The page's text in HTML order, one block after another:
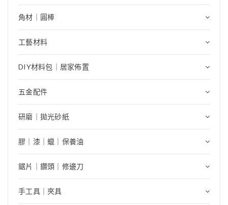
角材｜圓棒
工藝材料
DIY材料包｜居家佈置
五金配件
研磨｜拋光砂紙
膠｜漆｜蠟｜保養油
鋸片｜鑽頭｜修邊刀
手工具｜夾具